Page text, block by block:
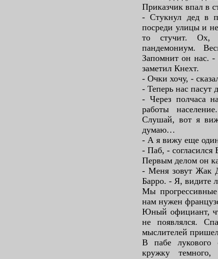
Приказчик впал в
- Стукнул дед в
посреди улицы и
то стучит. Ох,
пандемониум.
Запомнит он нас.
заметил Кнехт.
- Очки хочу, -
- Теперь нас пасут
- Через полчаса
работы
Слушай, вот я
думаю…
- А я вижу еще
- Паб, - согласился
Первым делом он
- Меня зовут Жак
Барро. - Я, видите
Мы
нам нужен
Юный официант,
не появлялся.
мыслителей
В пабе лукового
кружку темного,